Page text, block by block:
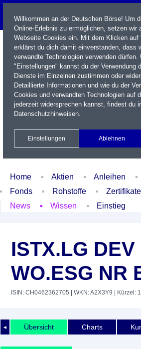
Name / WKN / ISIN / Kürzel
Xetra Realtime
Watchlist Portfolio
Home Aktien Anleihen
Fonds
Rohstoffe Zertifikate
News
Wissen Einstieg
ISTX.LG DEV
WO.ESG NR
ISIN: CH0462362705 | WKN: A2X3Y9 | Kürzel:
◄ Übersicht Charts
Willkommen an der Deutschen Börse! Um
Online-Erlebnis zu ermöglichen, setzen wir
Webseite Cookies ein. Mit dem Klicken auf
erklärst du dich damit einverstanden, dass
verwandte Technologien verwenden dürfen.
"Einstellungen" kannst du der Verwendung
Dienste im Einzelnen zustimmen oder
Detaillierte Informationen und wie du der
Cookies und verwandten Technologien auf
jederzeit widersprechen kannst, findest du
Datenschutzhinweisen.
Einstellungen Ablehnen